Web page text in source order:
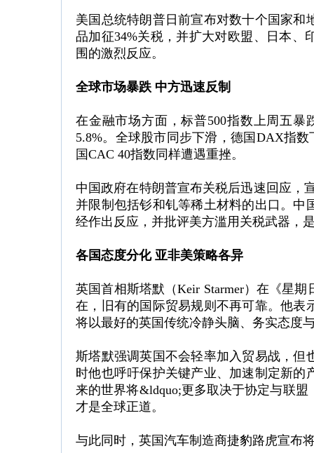
美国总统特朗普日前宣布对数十个国家
品加征34%关税，并扩大对欧盟、日本
围的激烈反应。
全球市场暴跌 中方迅速反制
在金融市场方面，标普500指数上周五暴
5.8%。全球股市同步下滑，德国DAX指
国CAC 40指数同样遭遇重挫。
中国政府在特朗普宣布关税后迅速回应，
并限制包括钐和钆等稀土材料的出口。
经作出反应，并批评美方滥用关税武器，
各国态度分化 亚非美策略各异
英国首相斯塔默（Keir Starmer）在《星
在，旧有的国际贸易规则不再可靠。他表
将以最好的英国传统冷静头脑、务实态度
斯塔默强调英国不会轻率加入贸易战，但
时他也呼吁保护关键产业、加速制定新
来的世界将&ldquo;更多取决于协定与联
才是全球正道。
与此同时，英国汽车制造商捷豹路虎宣布